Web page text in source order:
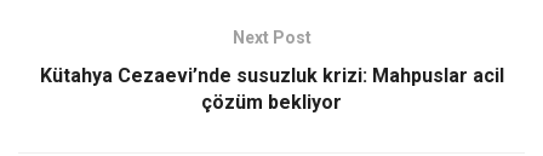
Next Post
Kütahya Cezaevi’nde susuzluk krizi: Mahpuslar acil
çözüm bekliyor